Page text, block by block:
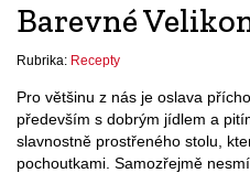
Barevné
Rubrika: Recepty
Pro většinu z nás je oslava
především s dobrým jídlem a
slavnostně prostřeného stolu,
pochoutkami. Samozřejmě